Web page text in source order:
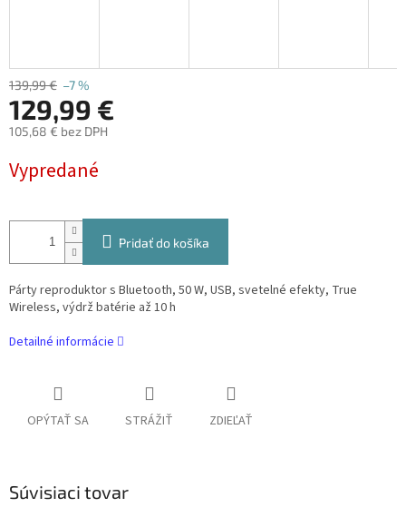
139,99 € –7 %
129,99 €
105,68 € bez DPH
cena:
Vypredané
Pridať do košíka
Párty reproduktor s Bluetooth, 50 W, USB, svetelné efekty, True
Wireless, výdrž batérie až 10 h
Detailné informácie
OPÝTAŤ SA STRÁŽIŤ ZDIEĽAŤ
Súvisiaci tovar